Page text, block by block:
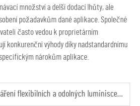
množství a delší dodací lhůty, ale
požadavkům dané aplikace. Společné
často vedou k proprietárním
konkurenční výhody díky nadstandardnímu
nárokům aplikace.
flexibilních a odolných luminiscenčních produktů